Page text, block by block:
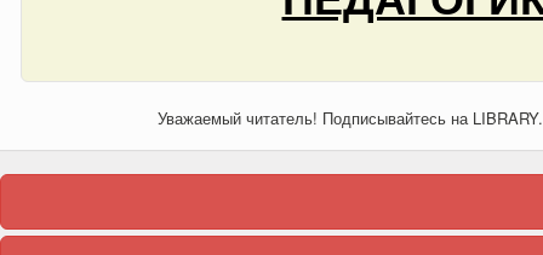
Уважаемый читатель! Подписывайтесь на